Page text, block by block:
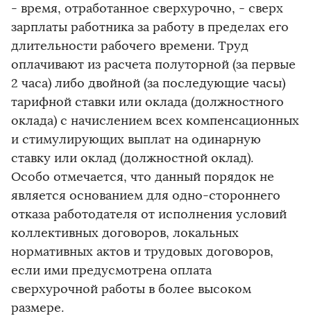
- время, отработанное сверхурочно, - сверх
зарплаты работника за работу в пределах его
длительности рабочего времени. Труд
оплачивают из расчета полуторной (за первые
2 часа) либо двойной (за последующие часы)
тарифной ставки или оклада (должностного
оклада) с начислением всех компенсационных
и стимулирующих выплат на одинарную
ставку или оклад (должностной оклад).
Особо отмечается, что данный порядок не
является основанием для одно-стороннего
отказа работодателя от исполнения условий
коллективных договоров, локальных
нормативных актов и трудовых договоров,
если ими предусмотрена оплата
сверхурочной работы в более высоком
размере.